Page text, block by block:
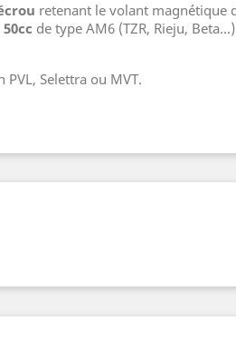
retenant le volant magnétique
de type AM6 (TZR, Rieju,
Selettra ou MVT.